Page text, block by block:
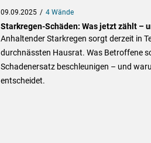
09.09.2025 4 Wände
Starkregen-Schäden: Was jetzt zählt –
Anhaltender Starkregen sorgt derzeit in
durchnässten Hausrat. Was Betroffene
Schadenersatz beschleunigen – und
entscheidet.